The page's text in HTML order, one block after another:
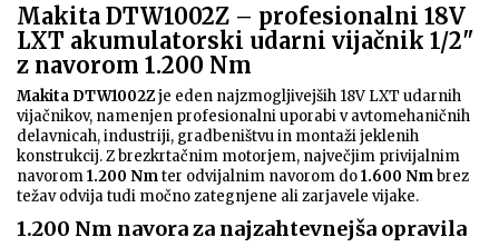
Makita DTW1002Z – profesionalni 18V
LXT akumulatorski udarni vijačnik 1/2"
z navorom 1.200 Nm
Makita DTW1002Zje eden najzmogljivejših 18V LXT udarnih
vijačnikov, namenjen profesionalni uporabi v avtomehaničnih
delavnicah, industriji, gradbeništvu in montaži jeklenih
konstrukcij. Z brezkrtačnim motorjem, največjim privijalnim
navorom1.200 Nmter odvijalnim navorom do1.600 Nmbrez
težav odvija tudi močno zategnjene ali zarjavele vijake.
1.200 Nm navora za najzahtevnejša opravila